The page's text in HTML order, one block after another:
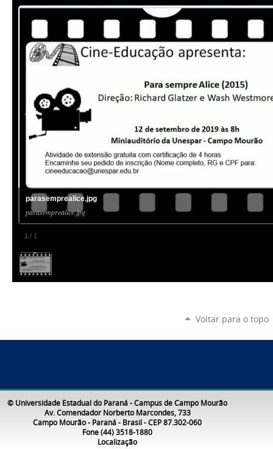
1 / 1
parasemprealice.jpg
parasemprealice.jpg
Voltar para o topo
© Universidade Estadual do Paraná - Campus de Campo Mourão
Av. Comendador Norberto Marcondes, 733
Campo Mourão - Paraná - Brasil - CEP 87.302-060
Fone (44) 3518-1880
Localização